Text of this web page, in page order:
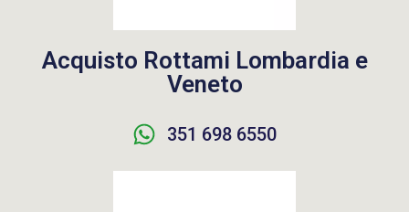
Acquisto Rottami Lombardia e
Veneto
351 698 6550